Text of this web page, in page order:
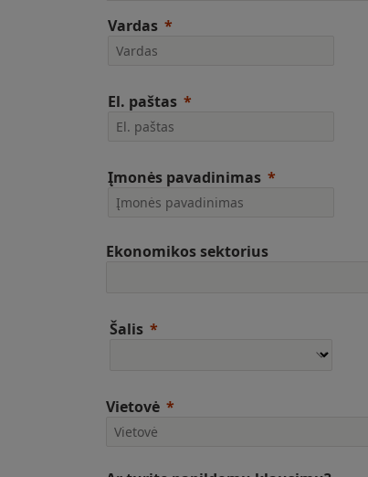
Vardas
El. paštas
Įmonės pavadinimas
Ekonomikos sektorius
Šalis
Vietovė